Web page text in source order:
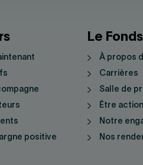
positive
Le
À propos
Carrières
Salle de
Être
Notre
Nos